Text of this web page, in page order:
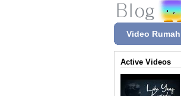
Video Rumah
Active Videos